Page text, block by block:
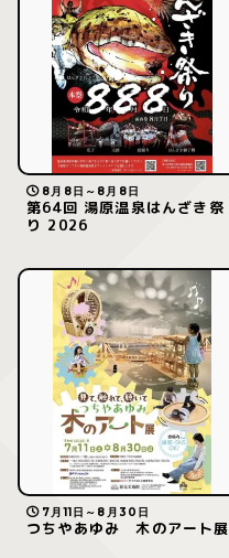
8月8日～8月8日
第64回 湯原温泉はんざき祭
り 2026
7月11日～8月30日
つちやあゆみ 木のアート展